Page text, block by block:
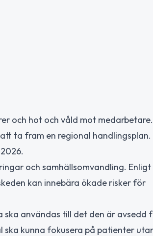
och hot och våld mot medarbetare.
ta fram en regional handlingsplan.
och samhällsomvandling. Enligt
kan innebära ökade risker för
ska användas till det den är avsedd
kunna fokusera på patienter